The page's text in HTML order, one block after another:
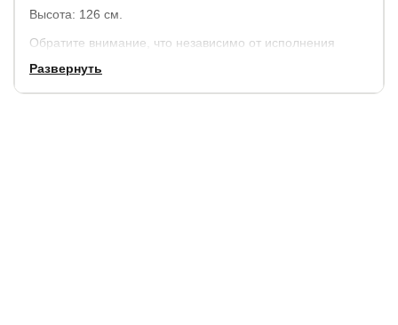
Высота: 126 см.
Обратите внимание, что независимо от исполнения
Развернуть